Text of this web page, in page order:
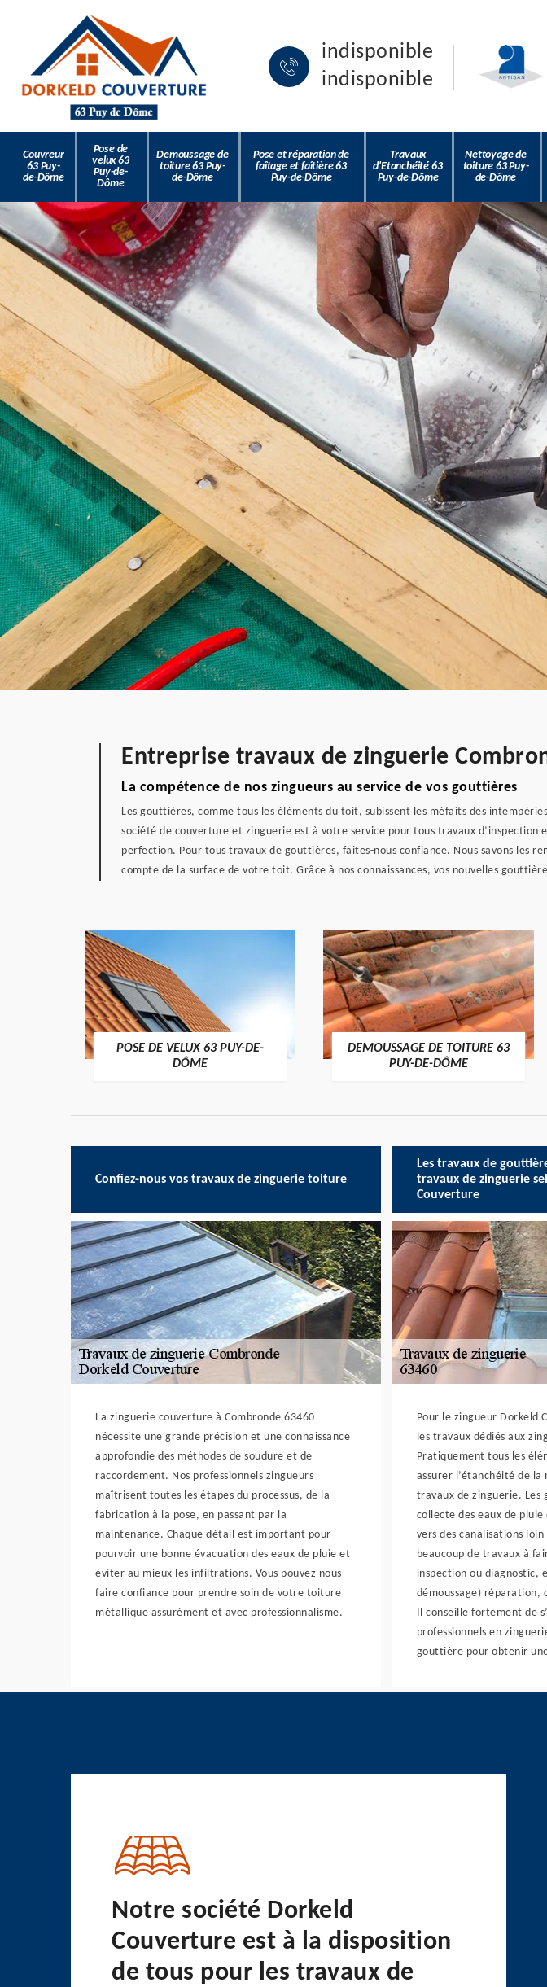
indisponible
indisponible
Couvreur
63 Puy-
de-Dôme
Pose de
velux 63
Puy-de-
Dôme
Demoussage de
toiture 63 Puy-
de-Dôme
Pose et réparation de
faîtage et faîtière 63
Puy-de-Dôme
Travaux
d'Etanchéité 63
Puy-de-Dôme
Nettoyage de
toiture 63 Puy-
de-Dôme
Entreprise travaux de zinguerie
La compétence de nos zingueurs au service de vos gouttières
Les gouttières, comme tous les éléments du toit, subissent les méfaits des
société de couverture et zinguerie est à votre service pour tous travaux
perfection. Pour tous travaux de gouttières, faites-nous confiance. Nous savons les
compte de la surface de votre toit. Grâce à nos connaissances, vos nouvelles
DEMOUSSAGE DE TOITURE 63
PUY-DE-DÔME
POSE ET RÉPARATION DE
FAÎTAGE ET FAÎTIÈRE 63 PUY-DE-
DÔME
Confiez-nous vos travaux de zinguerie toiture
La zinguerie couverture à Combronde 63460
nécessite une grande précision et une connaissance
approfondie des méthodes de soudure et de
raccordement. Nos professionnels zingueurs
maîtrisent toutes les étapes du processus, de la
fabrication à la pose, en passant par la
maintenance. Chaque détail est important pour
pourvoir une bonne évacuation des eaux de pluie et
éviter au mieux les infiltrations. Vous pouvez nous
faire confiance pour prendre soin de votre toiture
métallique assurément et avec professionnalisme.
Les travaux de
travaux de zinguerie
Couverture
Pour le zingueur Dorkeld
les travaux dédiés aux
Pratiquement tous les
assurer l’étanchéité de
travaux de zinguerie. Les
collecte des eaux de
vers des canalisations
beaucoup de travaux à
inspection ou diagnostic,
démoussage) réparation,
Il conseille fortement de
professionnels en
gouttière pour obtenir
Notre société Dorkeld
Couverture est à la disposition
de tous pour les travaux de